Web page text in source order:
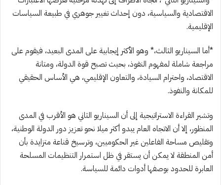
الاقتصادية والسياسية، دون إحداث تغيير جوهري في طبيعة السياسات
الإقليمية.
*أما السيناريو الثالث،* وهو الأكثر إيجابية على المدى البعيد، فيقوم على
مراجعة شاملة لمفهوم النفوذ، بحيث تصبح قوة الدولة، ومتانة
الاقتصاد، واحترام السيادة، والتعاون الإقليمي، هي الأساس الحقيقي
للمكانة والنفوذ.
وتشير القراءة الاستراتيجية إلى أن السيناريو الثاني هو الأقرب في المدى
المنظور، إلا أن الاتجاه العام يبدو أكثر ميلا نحو تعزيز دور الدولة الوطنية،
وتقليص مساحة الفاعلين غير الحكوميين، وترسيخ قناعة متزايدة بأن
أمن المنطقة لا يمكن أن يستقر في ظل استمرار التنظيمات المسلحة
العابرة للحدود بوصفها أدوات دائمة للسياسة.